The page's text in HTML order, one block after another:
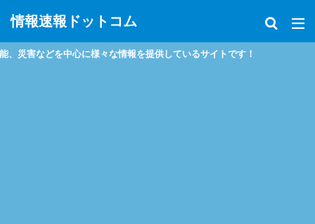
情報速報ドットコム
どを中心に様々な情報を提供しているサイトです！